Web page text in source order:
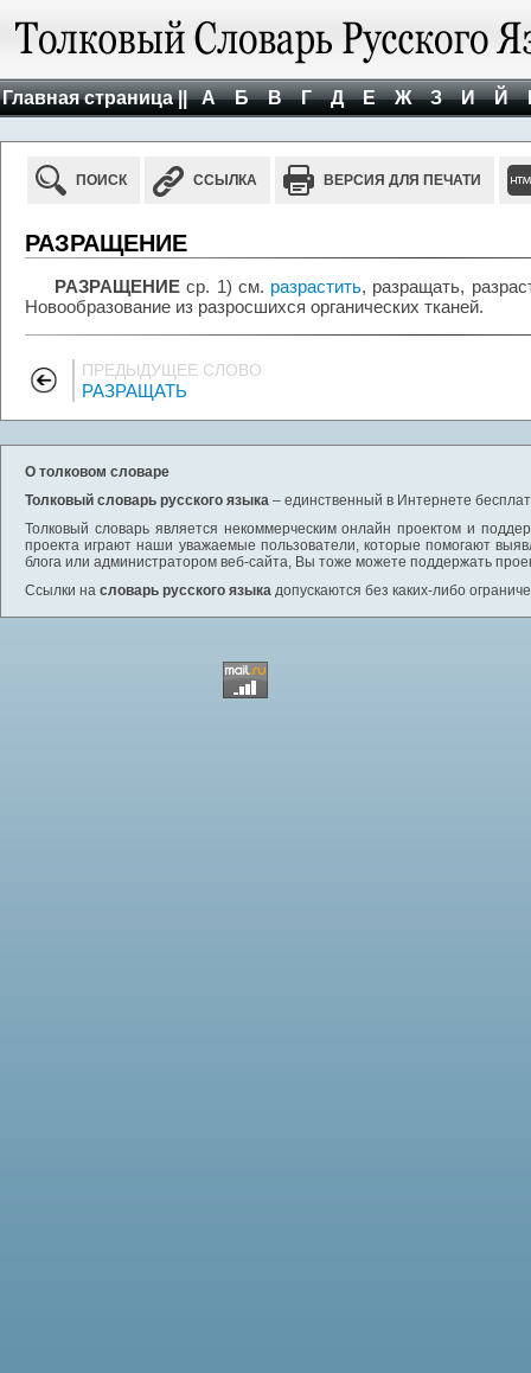
Главная страница || А Б В Г Д Е Ж З И Й
ПОИСК ССЫЛКА ВЕРСИЯ ДЛЯ ПЕЧАТИ
РАЗРАЩЕНИЕ
РАЗРАЩЕНИЕ ср. 1) см. разрастить, разращать,
Новообразование из разросшихся органических тканей.
ПРЕДЫДУЩЕЕ СЛОВО
РАЗРАЩАТЬ
О толковом словаре
Толковый словарь русского языка – единственный в Интернете
Толковый словарь является некоммерческим онлайн проектом и
проекта играют наши уважаемые пользователи, которые помогают
блога или администратором веб-сайта, Вы тоже можете поддержать
Ссылки на словарь русского языка допускаются без каких-либо